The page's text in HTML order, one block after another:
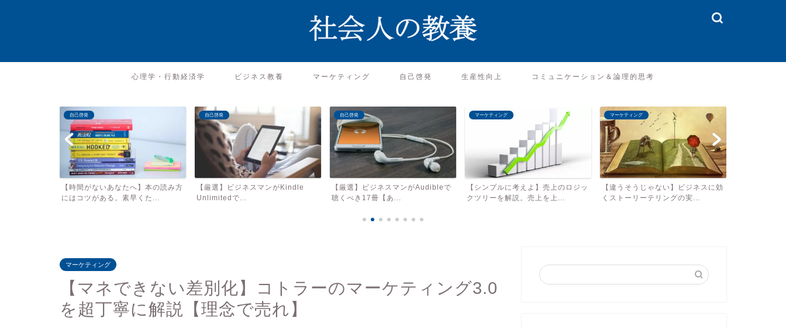
心理学・行動経済学 ビジネス教養 マーケティング 自己啓発 生産性向上 コミュニケーション＆論理的思考
自己啓発
【厳選】ビジネスマンがKindle
Unlimitedで...
自己啓発
【厳選】ビジネスマンがAudibleで
聴くべき17冊【あ...
マーケティング
【シンプルに考えよ】売上のロジッ
クツリーを解説。売上を上...
マーケティング
【違うそうじゃない】ビジネスに効
くストーリーテリングの実...
ビジネス教養
【ついに言語化】ビジネスとは何
か？顧客の価値とは何か？ビ...
マーケティング
【マネできない差別化】コトラーのマーケティング3.0
を超丁寧に解説【理念で売れ】